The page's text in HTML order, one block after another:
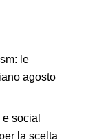
le
agosto
social
la scelta